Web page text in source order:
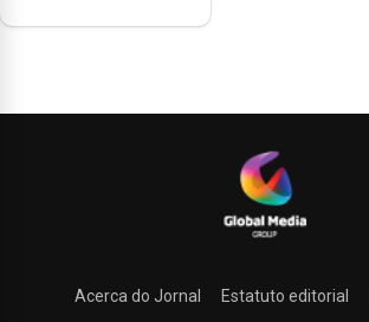
Acerca do Jornal Estatuto editorial